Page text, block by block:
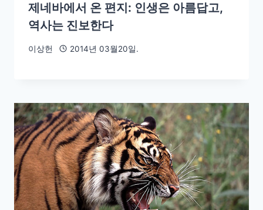
제네바에서 온 편지: 인생은 아름답고,
역사는 진보한다
이상헌 2014년 03월20일.